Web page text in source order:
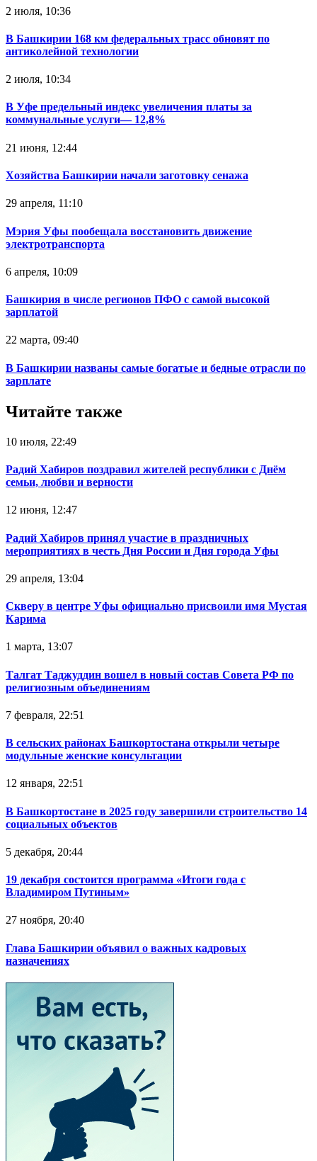
2 июля, 10:36
В Башкирии 168 км федеральных трасс обновят по
антиколейной технологии
2 июля, 10:34
В Уфе предельный индекс увеличения платы за
коммунальные услуги— 12,8%
21 июня, 12:44
Хозяйства Башкирии начали заготовку сенажа
29 апреля, 11:10
Мэрия Уфы пообещала восстановить движение
электротранспорта
6 апреля, 10:09
Башкирия в числе регионов ПФО с самой высокой
зарплатой
22 марта, 09:40
В Башкирии названы самые богатые и бедные отрасли по
зарплате
Читайте также
10 июля, 22:49
Радий Хабиров поздравил жителей республики с Днём
семьи, любви и верности
12 июня, 12:47
Радий Хабиров принял участие в праздничных
мероприятиях в честь Дня России и Дня города Уфы
29 апреля, 13:04
Скверу в центре Уфы официально присвоили имя Мустая
Карима
1 марта, 13:07
Талгат Таджуддин вошел в новый состав Совета РФ по
религиозным объединениям
7 февраля, 22:51
В сельских районах Башкортостана открыли четыре
модульные женские консультации
12 января, 22:51
В Башкортостане в 2025 году завершили строительство 14
социальных объектов
5 декабря, 20:44
19 декабря состоится программа «Итоги года с
Владимиром Путиным»
27 ноября, 20:40
Глава Башкирии объявил о важных кадровых
назначениях